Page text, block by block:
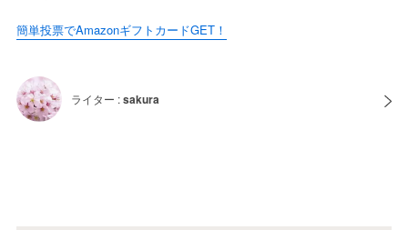
簡単投票でAmazonギフトカードGET！
ライター :sakura